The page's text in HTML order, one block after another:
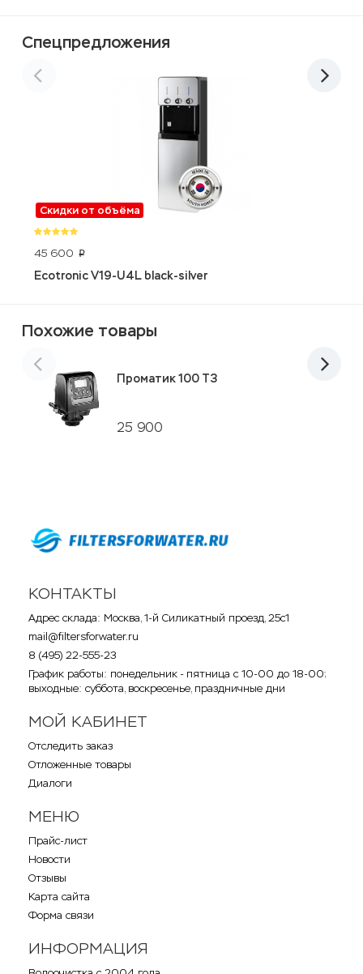
Спецпредложения
Скидки от объёма
45 600 p
Ecotronic V19-U4L black-silver
Похожие товары
25 900
Проматик 100 Т3
КОНТАКТЫ
Адрес склада: Москва, 1-й Силикатный проезд, 25с1
mail@filtersforwater.ru
8 (495) 22-555-23
График работы: понедельник - пятница с 10-00 до 18-00;
выходные: суббота, воскресенье, праздничные дни
МОЙ КАБИНЕТ
Отследить заказ
Отложенные товары
Диалоги
МЕНЮ
Прайс-лист
Новости
Отзывы
Карта сайта
Форма связи
ИНФОРМАЦИЯ